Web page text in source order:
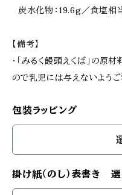
炭水化物：19.6g／食塩相
【備考】
・「みるく饅頭えくぼ」の原
ので乳児には与えないよう
包装ラッピング
掛け紙（のし）表書き